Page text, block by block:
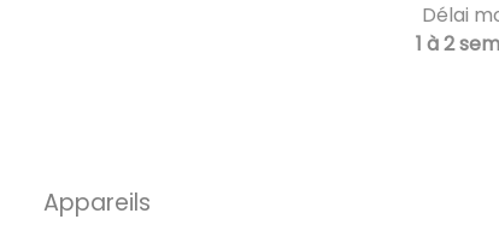
Délai
1 à 2
Appareils